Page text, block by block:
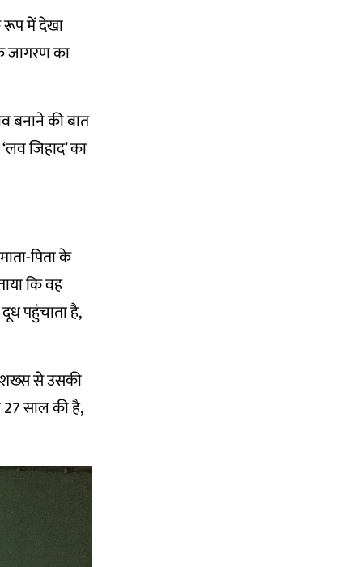
रूप में देखा
जागरण का
बनाने की बात
जिहाद’ का
पिता के
कि वह
पहुंचाता है,
शख्स से उसकी
साल की है,